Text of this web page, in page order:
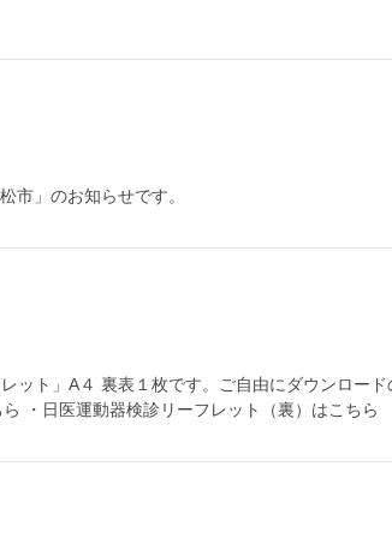
市」のお知らせです。
ット」A４ 裏表１枚です。ご自由にダウンロード
・日医運動器検診リーフレット（裏）はこちら